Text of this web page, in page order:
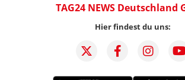
TAG24 NEWS Deutschland
Hier findest du uns: